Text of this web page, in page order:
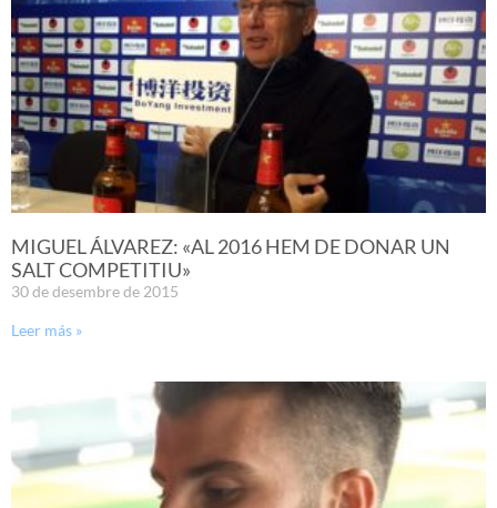
MIGUEL ÁLVAREZ: «AL 2016 HEM DE DONAR UN
SALT COMPETITIU»
30 de desembre de 2015
Leer más »